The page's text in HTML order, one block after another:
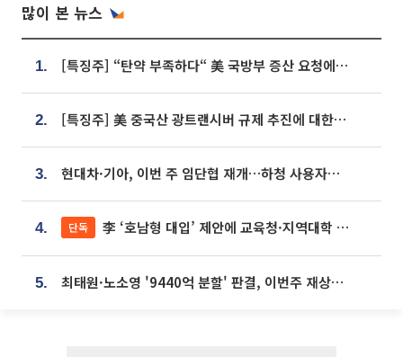
많이 본 뉴스
1. [특징주] “탄약 부족하다“ 美 국방부 증산 요청에⋯국내 방산주 급등세
2. [특징주] 美 중국산 광트랜시버 규제 추진에 대한광통신 등 광통신株 강세
3. 현대차·기아, 이번 주 임단협 재개…하청 사용자성 재심도 ‘변수’
4. 단독 李 ‘호남형 대입’ 제안에 교육청·지역대학 서·논술형 입시 연계 '착수'
5. 최태원·노소영 '9440억 분할' 판결, 이번주 재상고 여부 주목